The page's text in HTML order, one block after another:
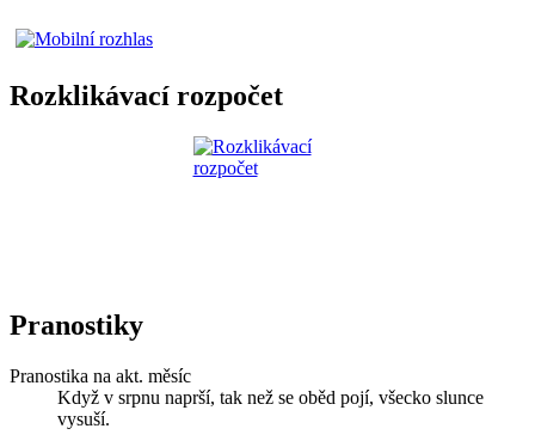
Rozklikávací rozpočet
Pranostiky
Pranostika na akt. měsíc
Když v srpnu naprší, tak než se oběd pojí, všecko slunce
vysuší.